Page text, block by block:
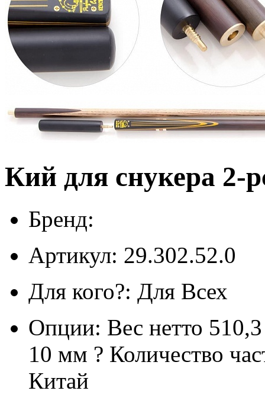
Кий для снукера 2-
Бренд:
Артикул: 29.302.52.0
Для кого?: Для Всех
Опции: Вес нетто
10 мм ? Количество
Китай